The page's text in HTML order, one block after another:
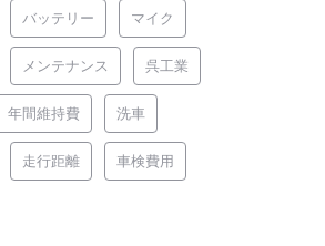
バッテリー マイク
メンテナンス 呉工業
年間維持費 洗車
走行距離 車検費用